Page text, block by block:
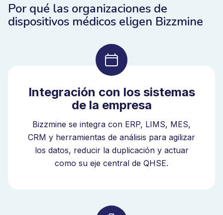
Por qué las organizaciones de
dispositivos médicos eligen Bizzmine
Integración con los sistemas
de la empresa
Bizzmine se integra con ERP, LIMS, MES,
CRM y herramientas de análisis para agilizar
los datos, reducir la duplicación y actuar
como su eje central de QHSE.